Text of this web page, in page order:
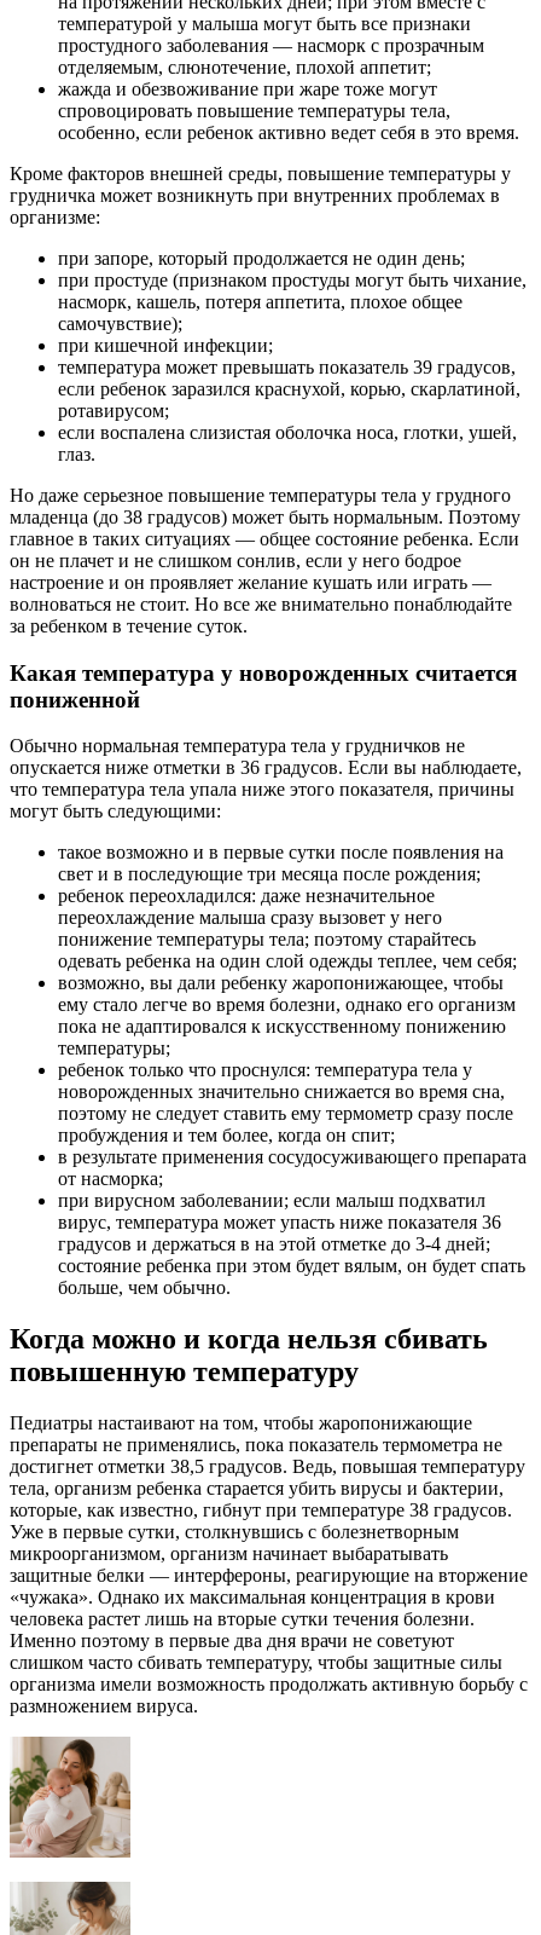
температурой у малыша могут быть все признаки
простудного заболевания — насморк с прозрачным
отделяемым, слюнотечение, плохой аппетит;
жажда и обезвоживание при жаре тоже могут
спровоцировать повышение температуры тела,
особенно, если ребенок активно ведет себя в это время.
Кроме факторов внешней среды, повышение температуры у
грудничка может возникнуть при внутренних проблемах в
организме:
при запоре, который продолжается не один день;
при простуде (признаком простуды могут быть чихание,
насморк, кашель, потеря аппетита, плохое общее
самочувствие);
при кишечной инфекции;
температура может превышать показатель 39 градусов,
если ребенок заразился краснухой, корью, скарлатиной,
ротавирусом;
если воспалена слизистая оболочка носа, глотки, ушей,
глаз.
Но даже серьезное повышение температуры тела у грудного
младенца (до 38 градусов) может быть нормальным. Поэтому
главное в таких ситуациях — общее состояние ребенка. Если
он не плачет и не слишком сонлив, если у него бодрое
настроение и он проявляет желание кушать или играть —
волноваться не стоит. Но все же внимательно понаблюдайте
за ребенком в течение суток.
Какая температура у новорожденных считается
пониженной
Обычно нормальная температура тела у грудничков не
опускается ниже отметки в 36 градусов. Если вы наблюдаете,
что температура тела упала ниже этого показателя, причины
могут быть следующими:
такое возможно и в первые сутки после появления на
свет и в последующие три месяца после рождения;
ребенок переохладился: даже незначительное
переохлаждение малыша сразу вызовет у него
понижение температуры тела; поэтому старайтесь
одевать ребенка на один слой одежды теплее, чем себя;
возможно, вы дали ребенку жаропонижающее, чтобы
ему стало легче во время болезни, однако его организм
пока не адаптировался к искусственному понижению
температуры;
ребенок только что проснулся: температура тела у
новорожденных значительно снижается во время сна,
поэтому не следует ставить ему термометр сразу после
пробуждения и тем более, когда он спит;
в результате применения сосудосуживающего препарата
от насморка;
при вирусном заболевании; если малыш подхватил
вирус, температура может упасть ниже показателя 36
градусов и держаться в на этой отметке до 3-4 дней;
состояние ребенка при этом будет вялым, он будет спать
больше, чем обычно.
Когда можно и когда нельзя сбивать
повышенную температуру
Педиатры настаивают на том, чтобы жаропонижающие
препараты не применялись, пока показатель термометра не
достигнет отметки 38,5 градусов. Ведь, повышая температуру
тела, организм ребенка старается убить вирусы и бактерии,
которые, как известно, гибнут при температуре 38 градусов.
Уже в первые сутки, столкнувшись с болезнетворным
микроорганизмом, организм начинает выбаратывать
защитные белки — интерфероны, реагирующие на вторжение
«чужака». Однако их максимальная концентрация в крови
человека растет лишь на вторые сутки течения болезни.
Именно поэтому в первые два дня врачи не советуют
слишком часто сбивать температуру, чтобы защитные силы
организма имели возможность продолжать активную борьбу с
размножением вируса.